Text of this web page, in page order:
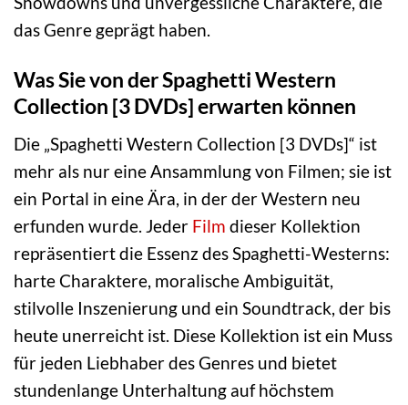
das Genre geprägt haben.
Was Sie von der Spaghetti Western
Collection [3 DVDs] erwarten können
Die „Spaghetti Western Collection [3 DVDs]“ ist
mehr als nur eine Ansammlung von Filmen; sie ist
ein Portal in eine Ära, in der der Western neu
erfunden wurde. Jeder Film dieser Kollektion
repräsentiert die Essenz des Spaghetti-Westerns:
harte Charaktere, moralische Ambiguität,
stilvolle Inszenierung und ein Soundtrack, der bis
heute unerreicht ist. Diese Kollektion ist ein Muss
für jeden Liebhaber des Genres und bietet
stundenlange Unterhaltung auf höchstem